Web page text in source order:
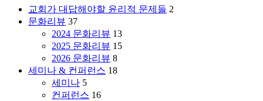
담”(이
교회가 대답해야할 윤리적 문제들 2
문화리뷰 37
2024 문화리뷰 13
2025 문화리뷰 15
2026 문화리뷰 8
세미나 & 컨퍼런스 18
세미나 5
컨퍼런스 16